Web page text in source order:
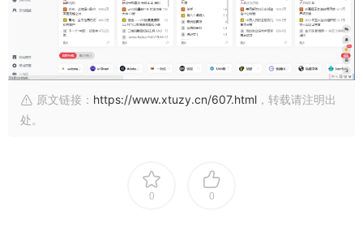
原文链接： https://www.xtuzy.cn/607.html ，转载请注明出
处。
0 0